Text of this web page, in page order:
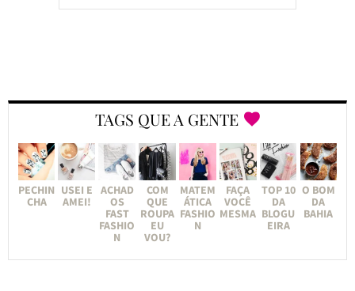
TAGS QUE A GENTE
PECHIN
CHA
USEI E
AMEI!
ACHAD
OS
FAST
FASHIO
N
COM
QUE
ROUPA
EU
VOU?
MATEM
ÁTICA
FASHIO
N
FAÇA
VOCÊ
MESMA
TOP 10
DA
BLOGU
EIRA
O BOM
DA
BAHIA